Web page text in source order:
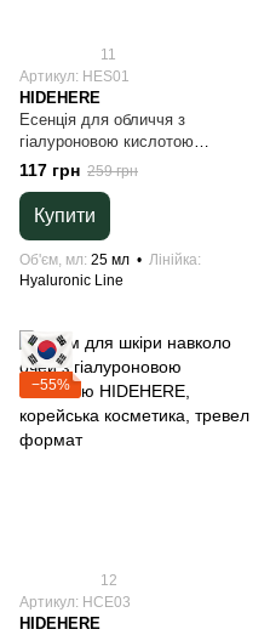
11
Артикул: HES01
HIDEHERE
Есенція для обличчя з
гіалуроновою кислотою
HIDEHERE, корейська
косметика, тревел формат
117 грн 259 грн
Купити
Об'єм, мл 25 мл
Лінійка
Hyaluronic Line
−55%
12
Артикул: HCE03
HIDEHERE